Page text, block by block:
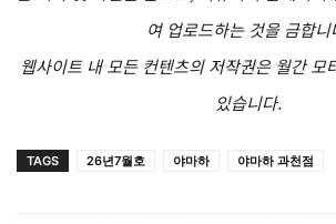
여 업로드하는 것을 금합니
웹사이트 내 모든 컨텐츠의 저작권은 월간 모
있습니다.
TAGS 26년7월호 야마하 야마하 과천점